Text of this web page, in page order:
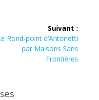
Suivant :
suivant :
Rond-point d’Antonetti
par Maisons Sans
Frontières